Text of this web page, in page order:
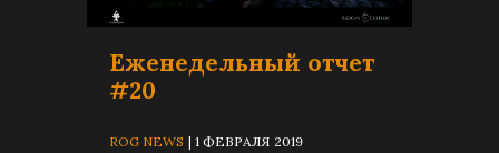
Еженедельный отчет
#20
ROG NEWS | 1 ФЕВРАЛЯ 2019